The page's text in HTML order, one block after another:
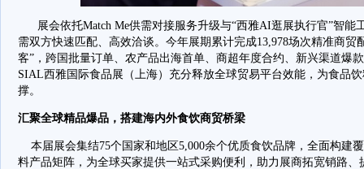
展会依托Match Me供需对接服务升级与“西雅AI逛展执行官”智能
需双方快速匹配、高效洽谈。今年展期累计完成13,978场次精准商贸
客”，跨国批量订单、农产品出海首单、商超年度合约、新兴渠道爆
SIAL西雅国际食品展（上海）充分释放全球贸易平台效能，为食品
撑。
汇聚全球精品爆品，搭建海内外食饮商贸桥梁
本届展会集结75个国家和地区5,000余个优质食饮品牌，全面构建
料产品矩阵，为全球买家提供一站式采购便利，助力展商拓宽销路、